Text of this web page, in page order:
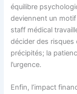
équilibre
deviennent un
staff médical
décider des
précipités; la
l’urgence.
Enfin, l’impact